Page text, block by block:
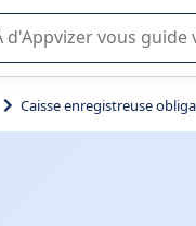
dans l'utilisation ou
Caisse enregistreuse